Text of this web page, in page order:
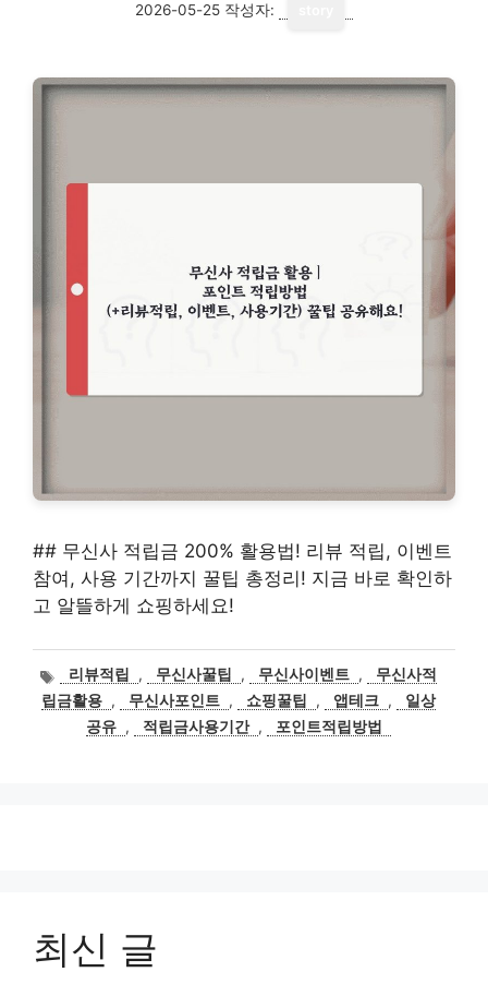
2026-05-25 작성자:
## 무신사 적립금 200% 활용법! 리뷰 적립, 이벤트
참여, 사용 기간까지 꿀팁 총정리! 지금 바로 확인하
고 알뜰하게 쇼핑하세요!
태
그
리뷰적립 , 무신사꿀팁 , 무신사이벤트 ,
무신사적
립금활용 , 무신사포인트 , 쇼핑꿀팁 , 앱테크 ,
일상
공유 , 적립금사용기간 , 포인트적립방법
최신 글